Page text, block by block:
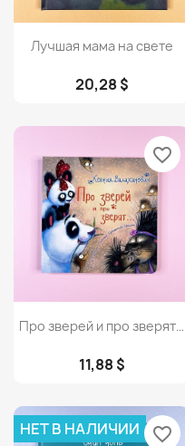
Просмотр
Лучшая мама на свете
20,28 $
Просмотр
Про зверей и про зверят…
11,88 $
favorite_border
НЕТ В НАЛИЧИИ favorite_border